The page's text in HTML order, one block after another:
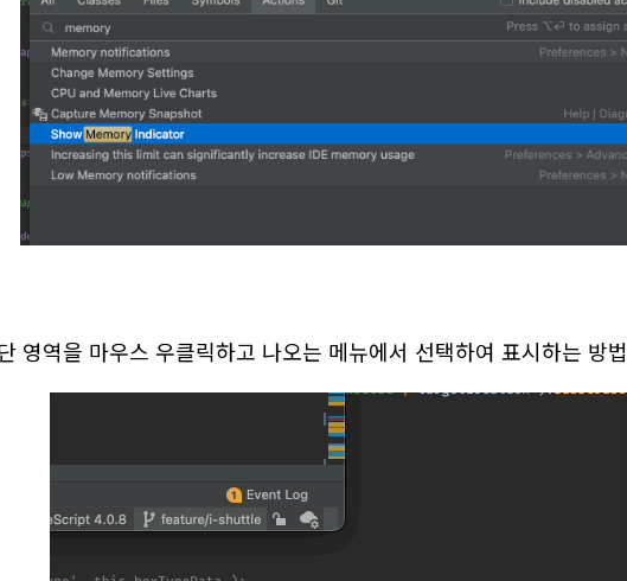
영역을 마우스 우클릭하고 나오는 메뉴에서 선택하여 표시하는 방법